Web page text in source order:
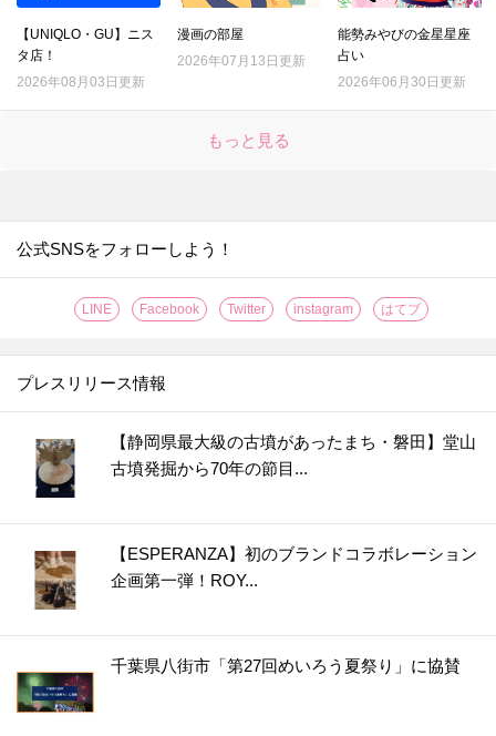
【UNIQLO・GU】ニス
タ店！
2026年08月03日更新
漫画の部屋
2026年07月13日更新
能勢みやびの金星星座
占い
2026年06月30日更新
もっと見る
公式SNSをフォローしよう！
LINE Facebook Twitter instagram はてブ
プレスリリース情報
【静岡県最大級の古墳があったまち・磐田】堂山
古墳発掘から70年の節目...
【ESPERANZA】初のブランドコラボレーション
企画第一弾！ROY...
千葉県八街市「第27回めいろう夏祭り」に協賛